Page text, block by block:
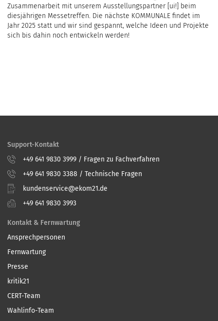
Zusammenarbeit mit unserem Ausstellungspartner [ui!] beim
diesjährigen Messetreffen. Die nächste KOMMUNALE findet im
Jahr 2025 statt und wir sind gespannt, welche Ideen und Projekte
sich bis dahin noch entwickeln werden!
Support-Kontakt
+49 641 9830 3999 / Fragen zu Fachverfahren
+49 641 9830 3388 / Technische Fragen
kundenservice@ekom21.de
+49 641 9830 3993
Kontakt & Fernwartung
Ansprechpersonen
Fernwartung
Presse
kritik21
CERT-Team
Wahlinfo-Team